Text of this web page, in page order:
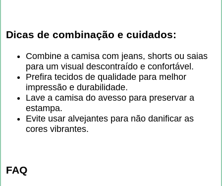
Dicas de combinação e cuidados:
Combine a camisa com jeans, shorts ou saias
para um visual descontraído e confortável.
Prefira tecidos de qualidade para melhor
impressão e durabilidade.
Lave a camisa do avesso para preservar a
estampa.
Evite usar alvejantes para não danificar as
cores vibrantes.
FAQ